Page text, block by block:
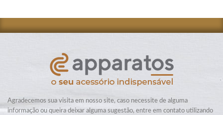
Agradecemos sua visita em nosso site, caso necessite de alguma
informação ou queira deixar alguma sugestão, entre em contato utilizando